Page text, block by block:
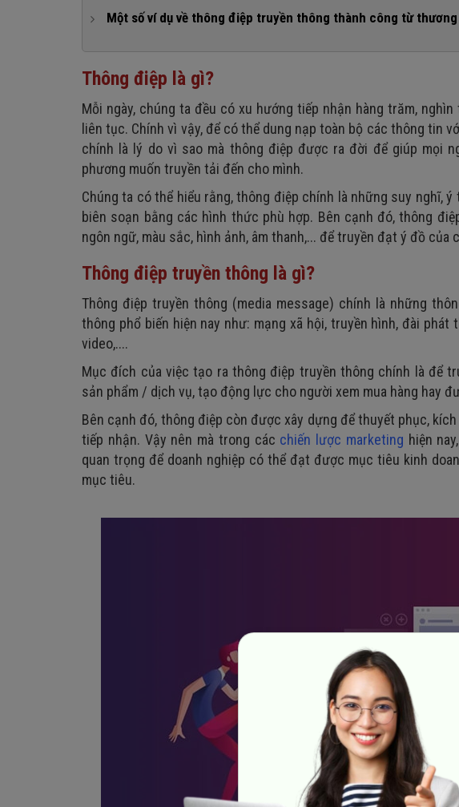
Bước 2: Khai thác, phân tích dữ liệu
Bước 5: Tiến hành xây dựng thông điệp
Một số ví dụ về thông điệp truyền thông thành công từ
2. Thông điệp truyền thông của Vinfast
4. Thông điệp truyền thông của Lay's
Thông điệp là gì?
Mỗi ngày, chúng ta đều có xu hướng tiếp nhận hàng trăm,
liên tục. Chính vì vậy, để có thể dung nạp toàn bộ các thông tin
chính là lý do vì sao mà thông điệp được ra đời để giúp mọi
phương muốn truyền tải đến cho mình.
Chúng ta có thể hiểu rằng, thông điệp chính là những suy nghĩ,
biên soạn bằng các hình thức phù hợp. Bên cạnh đó, thông
ngôn ngữ, màu sắc, hình ảnh, âm thanh,... để truyền đạt ý đồ của
Thông điệp truyền thông là gì?
Thông điệp truyền thông (media message) chính là những
thông phổ biến hiện nay như: mạng xã hội, truyền hình, đài phát
video,....
Mục đích của việc tạo ra thông điệp truyền thông chính là để
sản phẩm / dịch vụ, tạo động lực cho người xem mua hàng hay
Bên cạnh đó, thông điệp còn được xây dựng để thuyết phục,
tiếp nhận. Vậy nên mà trong các chiến lược marketing hiện
quan trọng để doanh nghiệp có thể đạt được mục tiêu kinh
mục tiêu.